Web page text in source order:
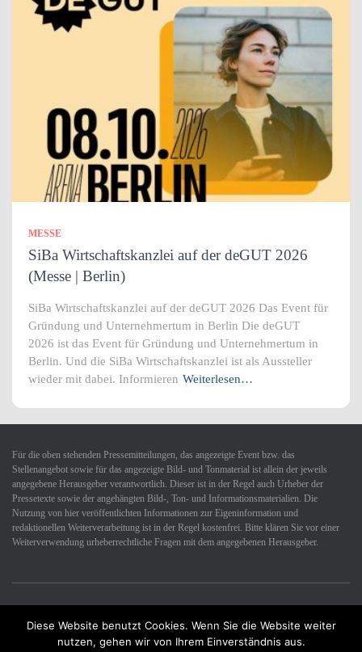
MESSE
SiBa Wirtschaftskanzlei auf der deGUT 2026
(Messe | Berlin)
SiBa Wirtschaftskanzlei auf der deGUT 2026 Das Event für
Gründung und Unternehmertum in Berlin Die deGUT
2026 ist das Event für Gründung und Unternehmertum in
Berlin. Und die SiBa Wirtschaftskanzlei ist als Aussteller
wieder mit dabei. Informieren Weiterlesen…
Für die oben stehenden Pressemitteilungen, das angezeigte Event bzw. das
Stellenangebot sowie für das angezeigte Bild- und Tonmaterial ist allein der jeweils
angegebene Herausgeber verantwortlich. Dieser ist in der Regel auch Urheber der
Pressetexte sowie der angehängten Bild-, Ton- und Informationsmaterialien. Die
Nutzung von hier veröffentlichten Informationen zur Eigeninformation und
redaktionellen Weiterverarbeitung ist in der Regel kostenfrei. Bitte klären Sie vor einer
Weiterverwendung urheberrechtliche Fragen mit dem angegebenen Herausgeber.
Datenschutzerklärung Impressum Kontakt
Diese Website benutzt Cookies. Wenn Sie die Website weiter
nutzen, gehen wir von Ihrem Einverständnis aus.